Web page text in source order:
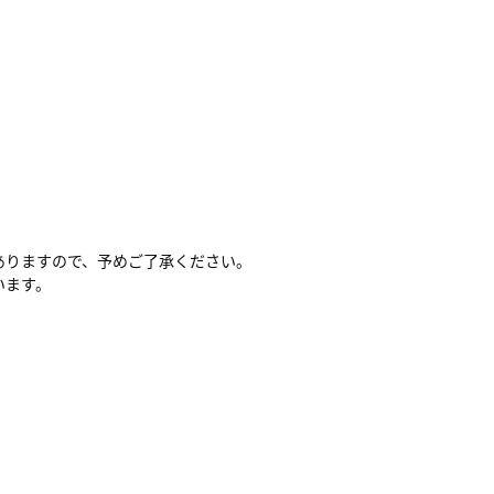
ますので、予めご了承ください。
す。